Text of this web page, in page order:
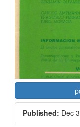
Published: Dec